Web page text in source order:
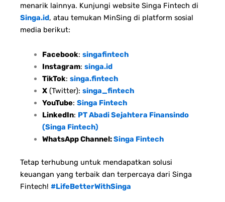
menarik lainnya. Kunjungi website Singa Fintech di
Singa.id, atau temukan MinSing di platform sosial
media berikut:
Facebook: singafintech
Instagram: singa.id
TikTok: singa.fintech
X(Twitter): singa_fintech
YouTube: Singa Fintech
LinkedIn: PT Abadi Sejahtera Finansindo
(Singa Fintech)
WhatsApp Channel:Singa Fintech
Tetap terhubung untuk mendapatkan solusi
keuangan yang terbaik dan terpercaya dari Singa
Fintech! #LifeBetterWithSinga